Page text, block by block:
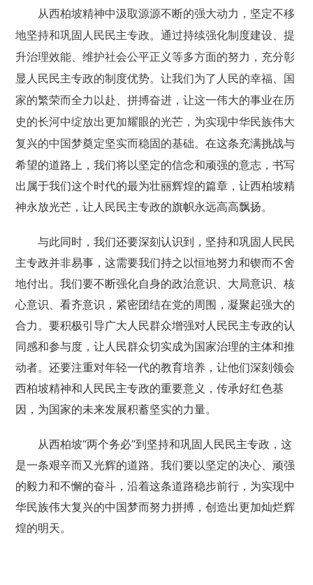
从西柏坡精神中汲取源源不断的强大动力，坚定不移
地坚持和巩固人民民主专政。通过持续强化制度建设、提
升治理效能、维护社会公平正义等多方面的努力，充分彰
显人民民主专政的制度优势。让我们为了人民的幸福、国
家的繁荣而全力以赴、拼搏奋进，让这一伟大的事业在历
史的长河中绽放出更加耀眼的光芒，为实现中华民族伟大
复兴的中国梦奠定坚实而稳固的基础。在这条充满挑战与
希望的道路上，我们将以坚定的信念和顽强的意志，书写
出属于我们这个时代的最为壮丽辉煌的篇章，让西柏坡精
神永放光芒，让人民民主专政的旗帜永远高高飘扬。
与此同时，我们还要深刻认识到，坚持和巩固人民民
主专政并非易事，这需要我们持之以恒地努力和锲而不舍
地付出。我们要不断强化自身的政治意识、大局意识、核
心意识、看齐意识，紧密团结在党的周围，凝聚起强大的
合力。要积极引导广大人民群众增强对人民民主专政的认
同感和参与度，让人民群众切实成为国家治理的主体和推
动者。还要注重对年轻一代的教育培养，让他们深刻领会
西柏坡精神和人民民主专政的重要意义，传承好红色基
因，为国家的未来发展积蓄坚实的力量。
从西柏坡“两个务必”到坚持和巩固人民民主专政，这
是一条艰辛而又光辉的道路。我们要以坚定的决心、顽强
的毅力和不懈的奋斗，沿着这条道路稳步前行，为实现中
华民族伟大复兴的中国梦而努力拼搏，创造出更加灿烂辉
煌的明天。